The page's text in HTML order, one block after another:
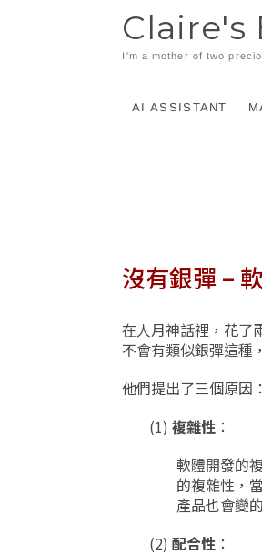
Claire's
I'm a mother of two
AI ASSISTANT
沒有銀彈 –
在人月神話裡，花了
不會有類似銀彈這種
他們提出了三個原因：
(1)複雜性 ：
軟體開發的
的複雜性，
產品也會變
(2)配合性 ：